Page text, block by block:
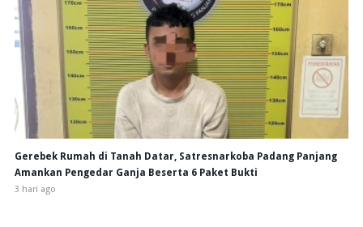
Gerebek Rumah di Tanah Datar, Satresnarkoba Padang Panjang
Amankan Pengedar Ganja Beserta 6 Paket Bukti
3 hari ago